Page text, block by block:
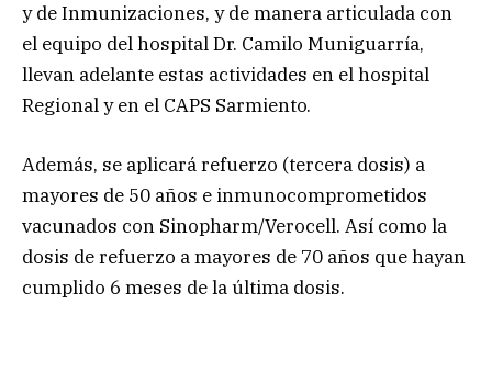
y de Inmunizaciones, y de manera articulada con
el equipo del hospital Dr. Camilo Muniguarría,
llevan adelante estas actividades en el hospital
Regional y en el CAPS Sarmiento.
Además, se aplicará refuerzo (tercera dosis) a
mayores de 50 años e inmunocomprometidos
vacunados con Sinopharm/Verocell. Así como la
dosis de refuerzo a mayores de 70 años que hayan
cumplido 6 meses de la última dosis.